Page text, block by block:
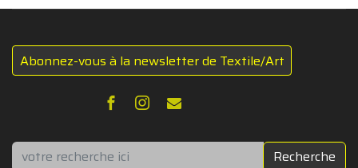
Abonnez-vous à la newsletter de Textile/Art
Rechercher Recherche